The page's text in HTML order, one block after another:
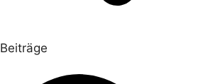
Beiträge